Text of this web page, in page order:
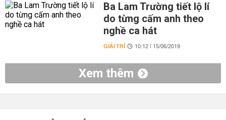
Ba Lam Trường tiết lộ lí
do từng cấm anh theo
nghề ca hát
GIẢI TRÍ 10:12 | 15/06/2019
Xem thêm